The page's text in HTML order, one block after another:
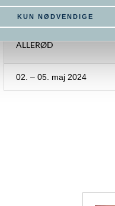
KUN NØDVENDIGE
PLANLAGTE
ALLERØD
02. – 05. maj 2024